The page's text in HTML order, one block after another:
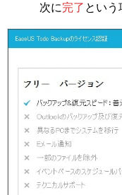
次に完了 という